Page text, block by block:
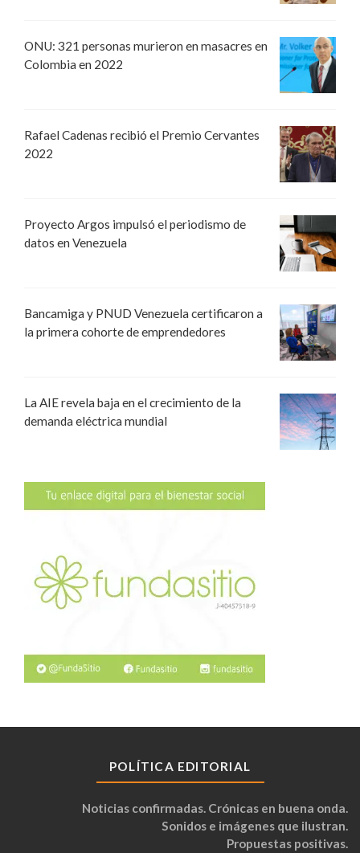
ONU: 321 personas murieron en masacres en
Colombia en 2022
Rafael Cadenas recibió el Premio Cervantes
2022
Proyecto Argos impulsó el periodismo de
datos en Venezuela
Bancamiga y PNUD Venezuela certificaron a
la primera cohorte de emprendedores
La AIE revela baja en el crecimiento de la
demanda eléctrica mundial
POLÍTICA EDITORIAL
Noticias confirmadas. Crónicas en buena onda.
Sonidos e imágenes que ilustran.
Propuestas positivas.